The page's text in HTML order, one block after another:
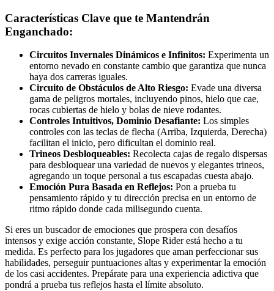
Características Clave que te Mantendrán
Enganchado:
Circuitos Invernales Dinámicos e Infinitos: Experimenta un
entorno nevado en constante cambio que garantiza que nunca
haya dos carreras iguales.
Circuito de Obstáculos de Alto Riesgo: Evade una diversa
gama de peligros mortales, incluyendo pinos, hielo que cae,
rocas cubiertas de hielo y bolas de nieve rodantes.
Controles Intuitivos, Dominio Desafiante: Los simples
controles con las teclas de flecha (Arriba, Izquierda, Derecha)
facilitan el inicio, pero dificultan el dominio real.
Trineos Desbloqueables: Recolecta cajas de regalo dispersas
para desbloquear una variedad de nuevos y elegantes trineos,
agregando un toque personal a tus escapadas cuesta abajo.
Emoción Pura Basada en Reflejos: Pon a prueba tu
pensamiento rápido y tu dirección precisa en un entorno de
ritmo rápido donde cada milisegundo cuenta.
Si eres un buscador de emociones que prospera con desafíos
intensos y exige acción constante, Slope Rider está hecho a tu
medida. Es perfecto para los jugadores que aman perfeccionar sus
habilidades, perseguir puntuaciones altas y experimentar la emoción
de los casi accidentes. Prepárate para una experiencia adictiva que
pondrá a prueba tus reflejos hasta el límite absoluto.